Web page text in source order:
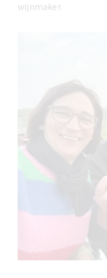
wijnmaker.